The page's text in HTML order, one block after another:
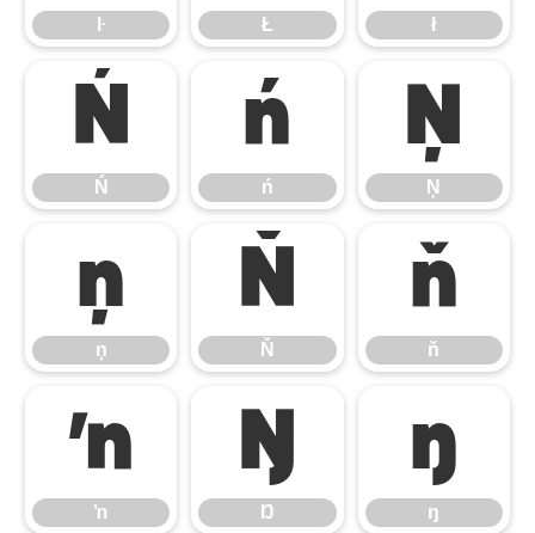
ŀ Ł ł
Ń
Ń
ń
ń
Ņ
Ņ
ņ
ņ
Ň
Ň
ň
ň
ŉ
ŉ
Ŋ
Ŋ
ŋ
ŋ